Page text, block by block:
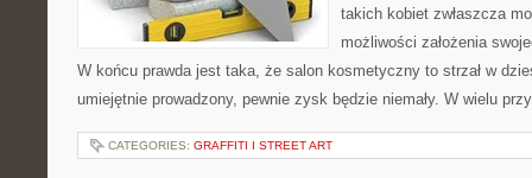
takich kobiet zwłaszcza
możliwości założenia
W końcu prawda jest taka, że salon kosmetyczny to strzał w
umiejętnie prowadzony, pewnie zysk będzie niemały. W wielu
CATEGORIES: GRAFFITI I STREET ART